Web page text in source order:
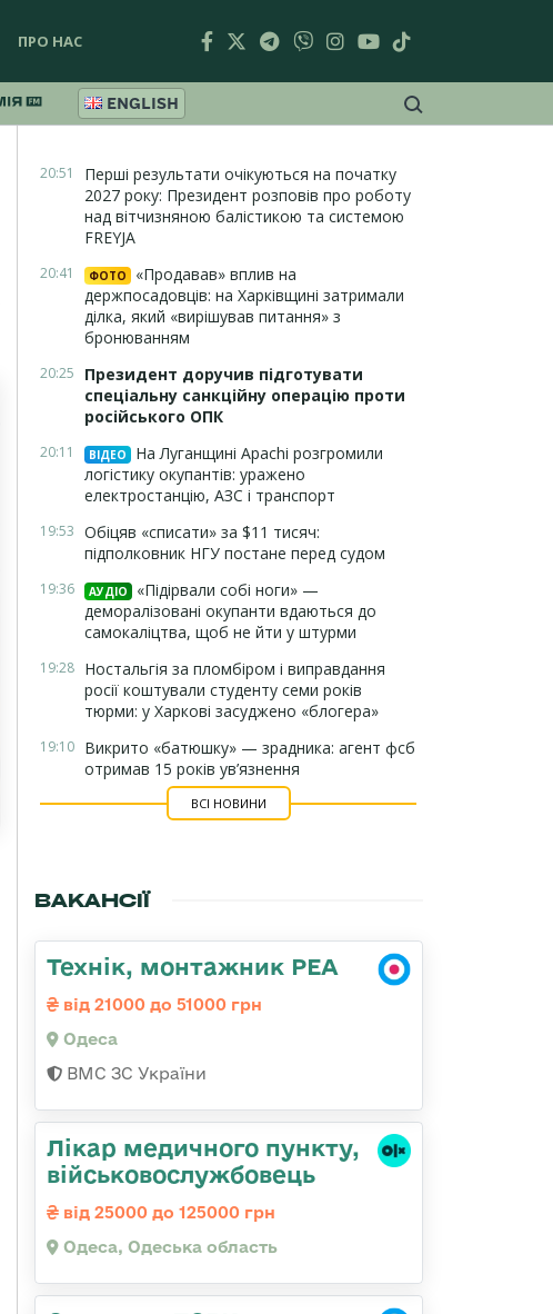
ПРО НАС
ENGLISH
20:51
Перші результати очікуються на початку
2027 року: Президент розповів про роботу
над вітчизняною балістикою та системою
FREYJA
20:41 ФОТО
«Продавав» вплив на
держпосадовців: на Харківщині затримали
ділка, який «вирішував питання» з
бронюванням
20:25
Президент доручив підготувати
спеціальну санкційну операцію проти
російського ОПК
20:11 ВІДЕО
На Луганщині Apachi розгромили
логістику окупантів: уражено
електростанцію, АЗС і транспорт
19:53 Обіцяв «списати» за $11 тисяч:
підполковник НГУ постане перед судом
19:36 АУДІО
«Підірвали собі ноги» —
деморалізовані окупанти вдаються до
самокаліцтва, щоб не йти у штурми
19:28 Ностальгія за пломбіром і виправдання
росії коштували студенту семи років
тюрми: у Харкові засуджено «блогера»
19:10 Викрито «батюшку» — зрадника: агент фсб
отримав 15 років ув’язнення
ВСІ НОВИНИ
ВАКАНСІЇ
Технік, монтажник РЕА
від 21000 до 51000 грн
Одеса
ВМС ЗС України
Лікар медичного пункту,
військовослужбовець
від 25000 до 125000 грн
Одеса, Одеська область